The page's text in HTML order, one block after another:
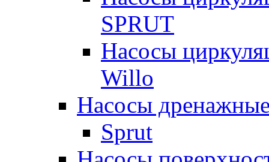
SPRUT
Насосы
Willo
Насосы
Sprut